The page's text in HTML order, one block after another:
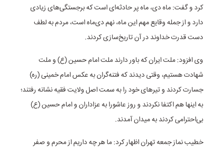
کرد و گفت: ماه دی، ماه پر حادثه‌ای است که برجستگی‌های زیادی
دارد و از جمله وقایع مهم این ماه، نهم دی‌ماه است، مردم به لطف
دست قدرت خداوند در آن تاریخ‌سازی کردند.
وی افزود: ملت ایران که باور دارند ملت امام حسین (ع) و ملت
شهادت هستیم، وقتی دیدند که فتنه‌گران به عکس امام خمینی (ره)
جسارت کردند و تیرهای خود را به سمت اصل ولایت فقیه نشانه رفتند؛
به اینها هم اکتفا نکردند و روز عاشورا به عزاداران و امام حسین (ع)
بی‌احترامی کردند به میدان آمدند.
خطیب نماز جمعه تهران اظهار کرد: ما هر چه داریم از محرم و صفر